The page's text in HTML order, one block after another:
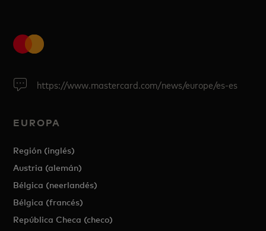
https://www.mastercard.com/news/europe/es-es
EUROPA
Región (inglés)
Austria (alemán)
Bélgica (neerlandés)
Bélgica (francés)
República Checa (checo)